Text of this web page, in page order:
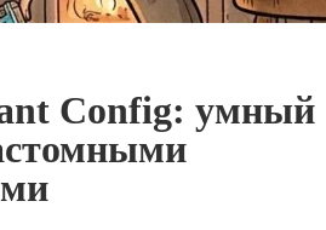
Config: умный